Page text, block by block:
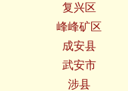
复兴区
峰峰矿区
成安县
武安市
涉县